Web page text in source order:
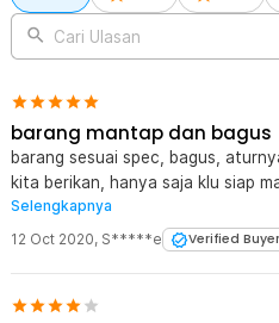
Cari Ulasan
barang mantap dan bagus
barang sesuai spec, bagus,
kita berikan, hanya saja klu siap
switch off klu tidak akan panas
Selengkapnya
12 Oct 2020, S*****e Verified Buyer